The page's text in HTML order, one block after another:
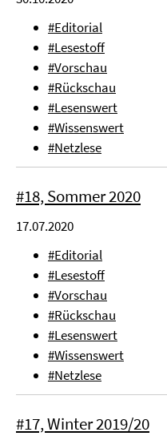
#Editorial
#Lesestoff
#Vorschau
#Rückschau
#Lesenswert
#Wissenswert
#Netzlese
#18, Sommer 2020
17.07.2020
#Editorial
#Lesestoff
#Vorschau
#Rückschau
#Lesenswert
#Wissenswert
#Netzlese
#17, Winter 2019/20